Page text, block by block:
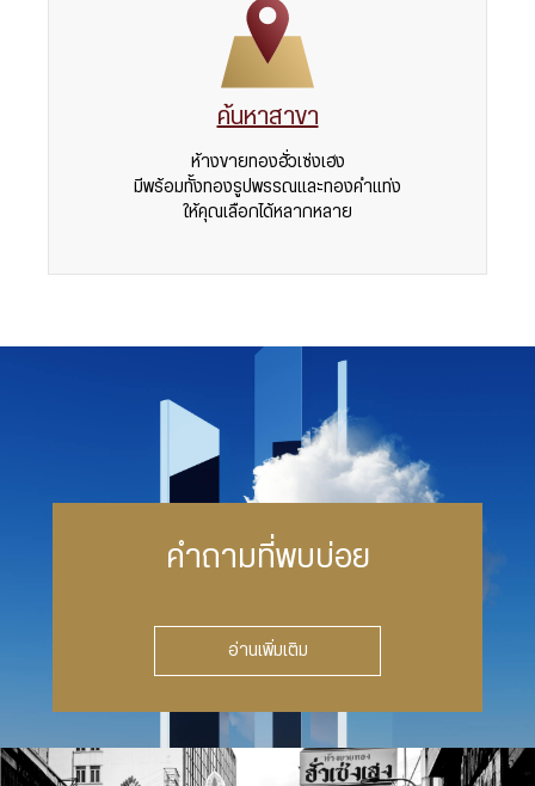
ค้นหาสาขา
ห้างขายทองฮั่วเซ่งเฮง
มีพร้อมทั้งทองรูปพรรณและทองคำแท่ง
ให้คุณเลือกได้หลากหลาย
คำถามที่พบบ่อย
อ่านเพิ่มเติม